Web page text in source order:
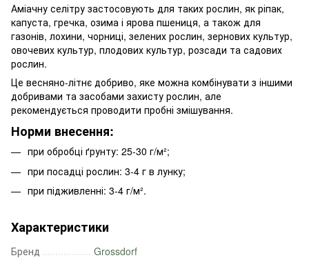
Аміачну селітру застосовують для таких рослин, як ріпак,
капуста, гречка, озима і ярова пшениця, а також для
газонів, лохини, чорниці, зелених рослин, зернових культур,
овочевих культур, плодових культур, розсади та садових
рослин.
Це весняно-літнє добриво, яке можна комбінувати з іншими
добривами та засобами захисту рослин, але
рекомендується проводити пробні змішування.
Норми внесення:
при обробці ґрунту: 25-30 г/м²;
при посадці рослин: 3-4 г в лунку;
при підживленні: 3-4 г/м².
Характеристики
Бренд
Grossdorf